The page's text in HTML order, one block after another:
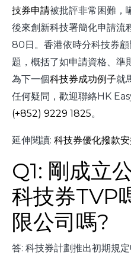
技券申請被批評非常困難，
後來創新科技署簡化申請流
80日。香港依時分科技券
題，概括了如申請資格、準
為下一個科技券成功例子就
任何疑問，歡迎聯絡HK
(+852) 9229 1825。
延伸閱讀: 科技券優化撥款
Q1: 剛成立
科技券TVP
限公司嗎?
答: 科技券計劃推出初期規